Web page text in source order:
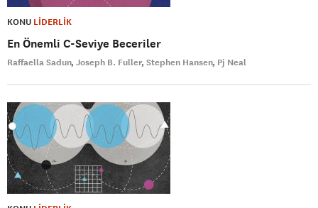
KONU LİDERLİK
En Önemli C-Seviye Beceriler
Raffaella Sadun Joseph B. Fuller Stephen Hansen Pj Neal